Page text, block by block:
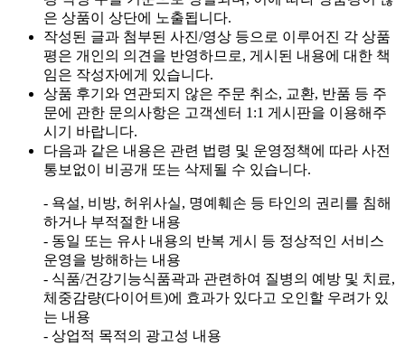
은 상품이 상단에 노출됩니다.
작성된 글과 첨부된 사진/영상 등으로 이루어진 각 상품
평은 개인의 의견을 반영하므로, 게시된 내용에 대한 책
임은 작성자에게 있습니다.
상품 후기와 연관되지 않은 주문 취소, 교환, 반품 등 주
문에 관한 문의사항은 고객센터 1:1 게시판을 이용해주
시기 바랍니다.
다음과 같은 내용은 관련 법령 및 운영정책에 따라 사전
통보없이 비공개 또는 삭제될 수 있습니다.
- 욕설, 비방, 허위사실, 명예훼손 등 타인의 권리를 침해
하거나 부적절한 내용
- 동일 또는 유사 내용의 반복 게시 등 정상적인 서비스
운영을 방해하는 내용
- 식품/건강기능식품곽과 관련하여 질병의 예방 및 치료,
체중감량(다이어트)에 효과가 있다고 오인할 우려가 있
는 내용
- 상업적 목적의 광고성 내용